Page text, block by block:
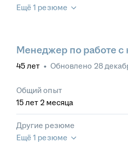
Ещё 1 резюме
Менеджер по работе с
45 лет • Обновлено 28
Общий опыт
15 лет 2 месяца
Другие резюме
Ещё 1 резюме